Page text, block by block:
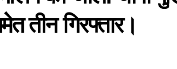
तीन गिरफ्तार।